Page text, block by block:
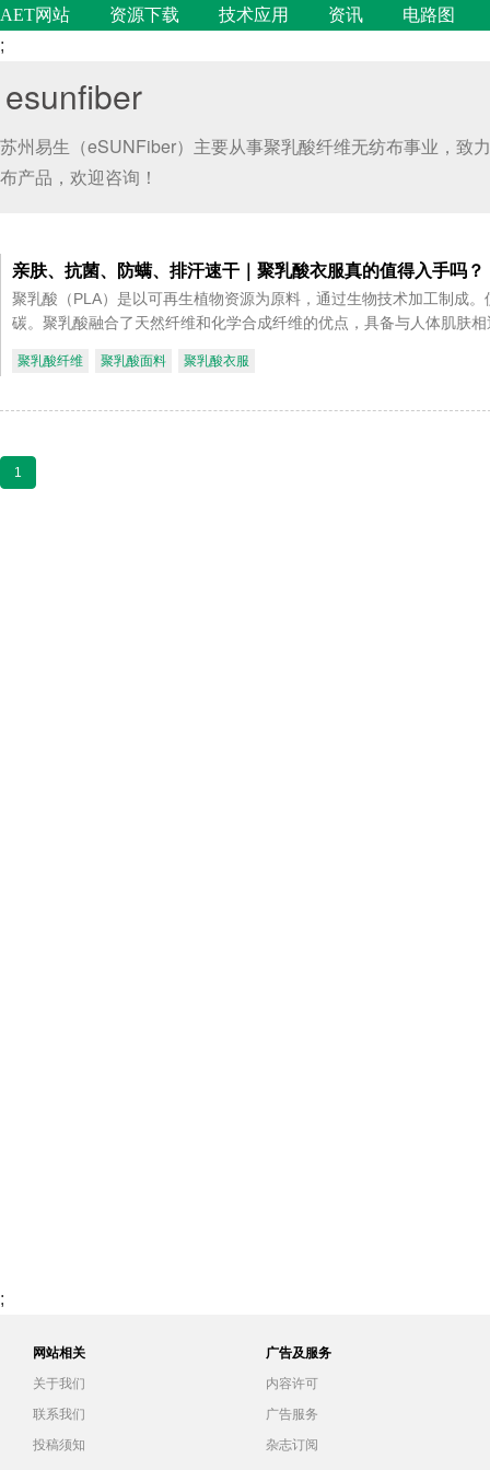
AET网站 资源下载 技术应用 资讯
电路图
;
esunfiber
苏州易生（eSUNFiber）主要从事聚乳酸纤维无纺布事业，致
布产品，欢迎咨询！
亲肤、抗菌、防螨、排汗速干｜聚乳酸衣服真的值得入手吗？
聚乳酸（PLA）是以可再生植物资源为原料，通过生物技术加工制成
碳。聚乳酸融合了天然纤维和化学合成纤维的优点，具备与人体肌肤
聚乳酸纤维 聚乳酸面料 聚乳酸衣服
1
;
网站相关
关于我们
联系我们
投稿须知
广告及服务
内容许可
广告服务
杂志订阅